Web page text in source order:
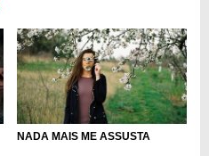
NADA MAIS ME ASSUSTA